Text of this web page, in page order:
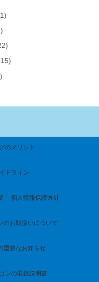
のメリット
ドライン
個人情報保護方針
のお取扱いについて
重要なお知らせ
ンの取扱説明書